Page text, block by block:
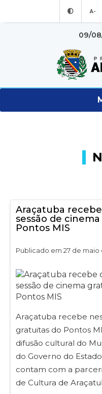
A-
09/
Araçatuba
sessão de
Pontos MIS
Publicado em 27 de maio
Araçatuba recebe
gratuitas do Pontos
difusão cultural do
do Governo do
contam com a
de Cultura de